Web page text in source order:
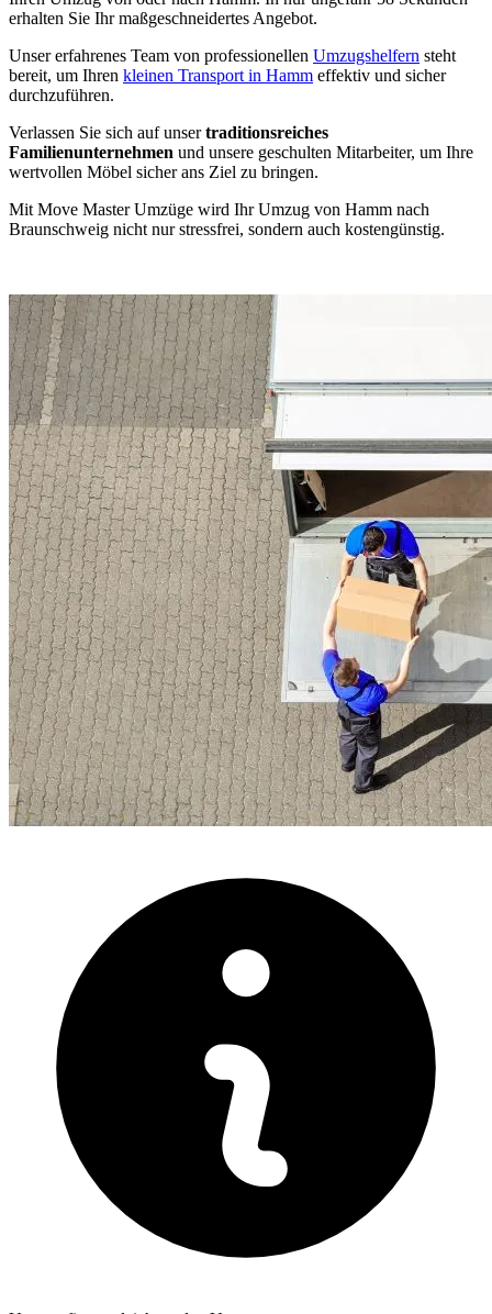
erhalten Sie Ihr maßgeschneidertes Angebot.
Unser erfahrenes Team von professionellen Umzugshelfern steht
bereit, um Ihren kleinen Transport in Hamm effektiv und sicher
durchzuführen.
Verlassen Sie sich auf unsertraditionsreiches
Familienunternehmen und unsere geschulten Mitarbeiter, um Ihre
wertvollen Möbel sicher ans Ziel zu bringen.
Mit Move Master Umzüge wird Ihr Umzug von Hamm nach
Braunschweig nicht nur stressfrei, sondern auch kostengünstig.